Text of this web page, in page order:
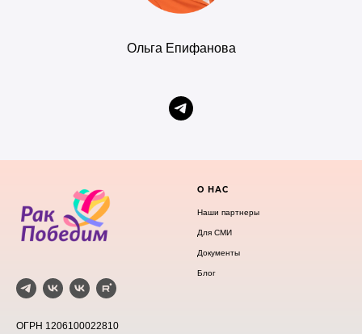
Ольга Епифанова
ОГРН 1206100022810
О НАС
Наши партнеры
Для СМИ
Документы
Блог